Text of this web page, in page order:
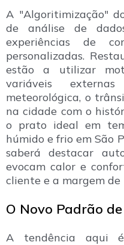
A "Algoritimização"
de análise de
experiências de
personalizadas.
estão a utilizar
variáveis
meteorológica, o
na cidade com o
o prato ideal em
húmido e frio em São
saberá destacar
evocam calor e
cliente e a margem
O Novo Padrão
A tendência aqui é